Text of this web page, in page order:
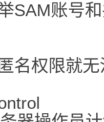
SAM账号
名权限就